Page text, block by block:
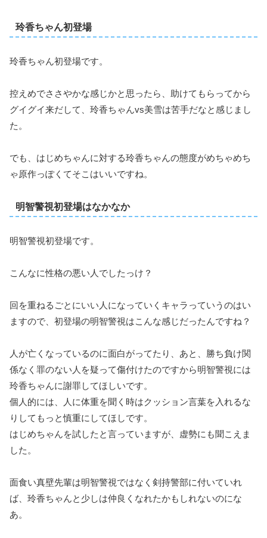
玲香ちゃん初登場
玲香ちゃん初登場です。
控えめでささやかな感じかと思ったら、助けてもらってから
グイグイ来だして、玲香ちゃんvs美雪は苦手だなと感じまし
た。
でも、はじめちゃんに対する玲香ちゃんの態度がめちゃめち
ゃ原作っぽくてそこはいいですね。
明智警視初登場はなかなか
明智警視初登場です。
こんなに性格の悪い人でしたっけ？
回を重ねるごとにいい人になっていくキャラっていうのはい
ますので、初登場の明智警視はこんな感じだったんですね？
人が亡くなっているのに面白がってたり、あと、勝ち負け関
係なく罪のない人を疑って傷付けたのですから明智警視には
玲香ちゃんに謝罪してほしいです。
個人的には、人に体重を聞く時はクッション言葉を入れるな
りしてもっと慎重にしてほしです。
はじめちゃんを試したと言っていますが、虚勢にも聞こえま
した。
面食い真壁先輩は明智警視ではなく剣持警部に付いていれ
ば、玲香ちゃんと少しは仲良くなれたかもしれないのにな
あ。